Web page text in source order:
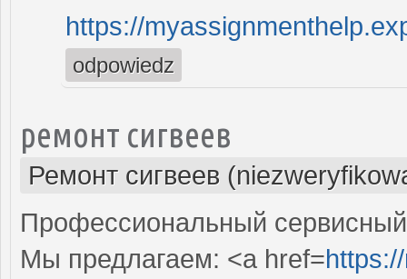
https://
odpowiedz
ремонт сигвеев
Ремонт сигвеев
Профессиональный
Мы предлагаем: <a href=